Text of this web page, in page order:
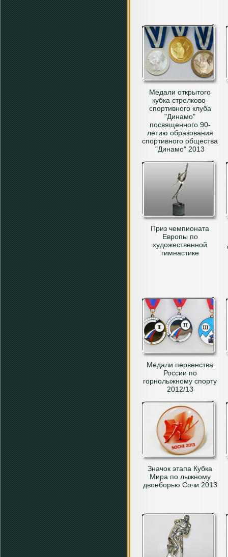
Медали открытого
кубка стрелково-
спортивного клуба
"Динамо"
посвященного 90-
летию образования
спортивного общества
"Динамо" 2013
Приз чемпионата
Европы по
художественной
гимнастике
Медали первенства
России по
горнолыжному спорту
2012/13
Значок этапа Кубка
Мира по лыжному
двоеборью Сочи 2013